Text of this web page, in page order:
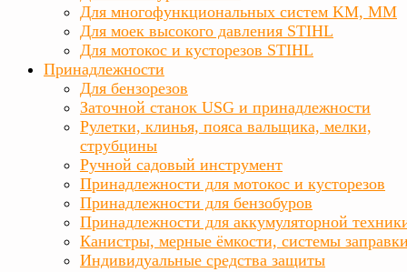
Для многофункциональных систем KM, MM
Для моек высокого давления STIHL
Для мотокос и кусторезов STIHL
Принадлежности
Для бензорезов
Заточной станок USG и принадлежности
Рулетки, клинья, пояса вальщика, мелки,
струбцины
Ручной садовый инструмент
Принадлежности для мотокос и кусторезов
Принадлежности для бензобуров
Принадлежности для аккумуляторной
Канистры, мерные ёмкости, системы
Индивидуальные средства защиты